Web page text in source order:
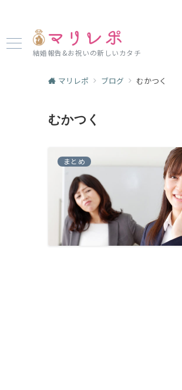
結婚報告&お祝いの新しいカタチ
マリレポ ブログ むかつく
むかつく
まとめ